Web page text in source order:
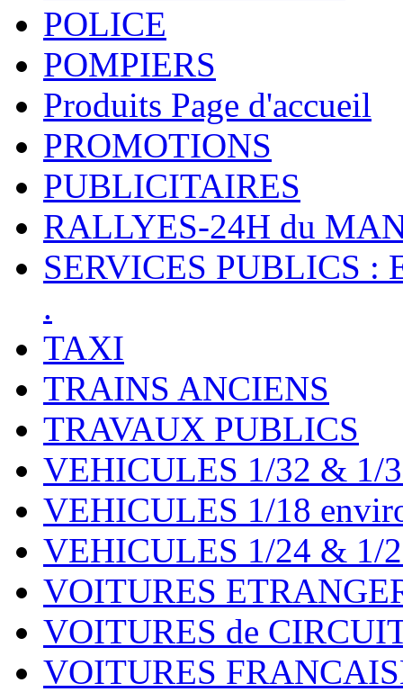
POLICE
POMPIERS
Produits Page d'accueil
PROMOTIONS
PUBLICITAIRES
RALLYES-24H du
SERVICES PUBLICS :
.
TAXI
TRAINS ANCIENS
TRAVAUX PUBLICS
VEHICULES 1/32 & 1/
VEHICULES 1/18
VEHICULES 1/24 & 1/
VOITURES
VOITURES de
VOITURES